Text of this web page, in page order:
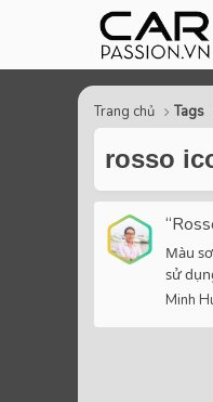
Trang chủ Tags
rosso
Màu
sử
Minh